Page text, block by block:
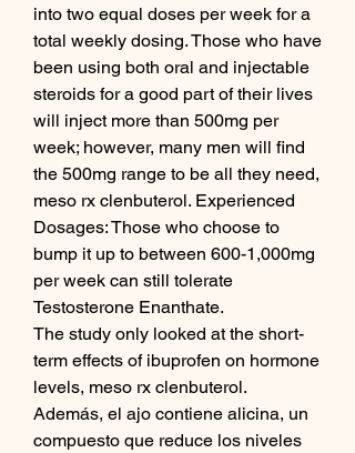
into two equal doses per week for a
total weekly dosing. Those who have
been using both oral and injectable
steroids for a good part of their lives
will inject more than 500mg per
week; however, many men will find
the 500mg range to be all they need,
meso rx clenbuterol. Experienced
Dosages: Those who choose to
bump it up to between 600-1,000mg
per week can still tolerate
Testosterone Enanthate.
The study only looked at the short-
term effects of ibuprofen on hormone
levels, meso rx clenbuterol.
Además, el ajo contiene alicina, un
compuesto que reduce los niveles